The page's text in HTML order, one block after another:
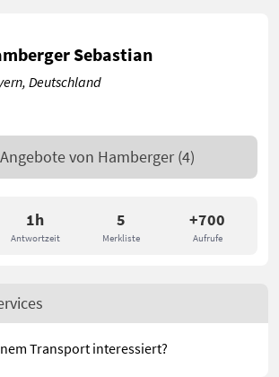
1h
Antwortzeit
5
Merkliste
+700
Aufrufe
Sebastian
Deutschland
von Hamberger (4)
Transport interessiert?